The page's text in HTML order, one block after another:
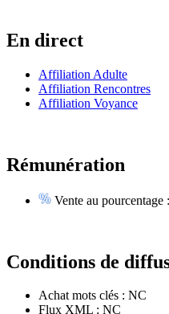
En direct
Affiliation Adulte
Affiliation Rencontres
Affiliation Voyance
Rémunération
Vente au pourcentage :
Conditions de
Achat mots clés : NC
Flux XML : NC